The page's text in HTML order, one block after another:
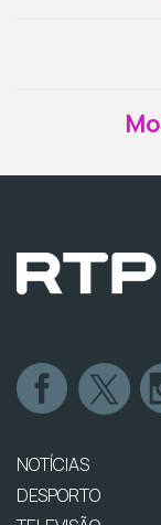
NOTÍCIAS
DESPORTO